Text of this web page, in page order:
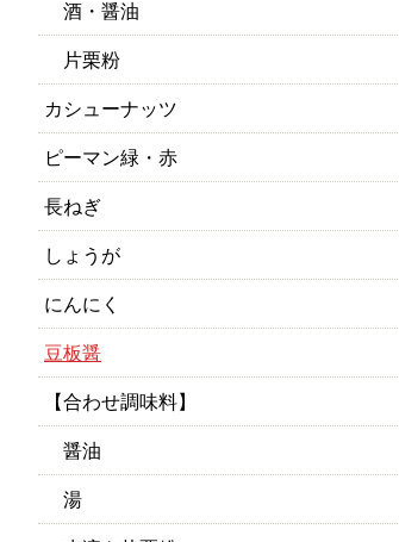
酒・醤油
片栗粉
カシューナッツ
ピーマン緑・赤
長ねぎ
しょうが
にんにく
豆板醤
【合わせ調味料】
醤油
湯